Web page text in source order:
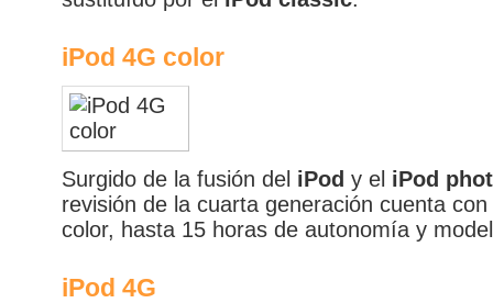
iPod 4G color
Surgido de la fusión del iPod y el iPod
revisión de la cuarta generación cuenta
color, hasta 15 horas de autonomía y
iPod 4G